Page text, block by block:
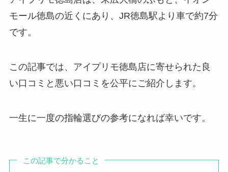
モール徳島の近くにあり、JR徳島駅より車で約7分
です。
この記事では、アイプリモ徳島店に寄せられた良
い口コミと悪い口コミを公平にご紹介します。
一生に一度の指輪選びの参考になれば幸いです。
この記事で分かること